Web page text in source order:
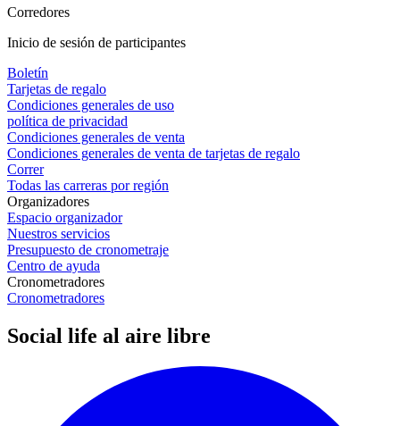
Corredores
Inicio de sesión de participantes
Boletín
Tarjetas de regalo
Condiciones generales de uso
política de privacidad
Condiciones generales de venta
Condiciones generales de venta de tarjetas de regalo
Correr
Todas las carreras por región
Organizadores
Espacio organizador
Nuestros servicios
Presupuesto de cronometraje
Centro de ayuda
Cronometradores
Cronometradores
Social life al aire libre